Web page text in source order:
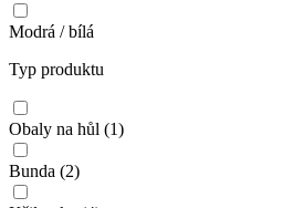
Modrá / bílá
Typ produktu
Obaly na hůl (1)
Bunda (2)